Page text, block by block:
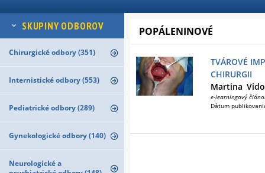
SKUPINY ODBOROV
Chirurgické odbory (351)
Internistické odbory (553)
Pediatrické odbory (289)
Gynekologické odbory (140)
Neurologické a
POPÁLENINOVÉ
TVÁROVÉ
CHIRURGII
Martina
e-learningový
Dátum